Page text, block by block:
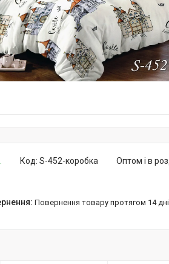
Оптом і в
Код: S-452-коробка
повернення товару протягом 14